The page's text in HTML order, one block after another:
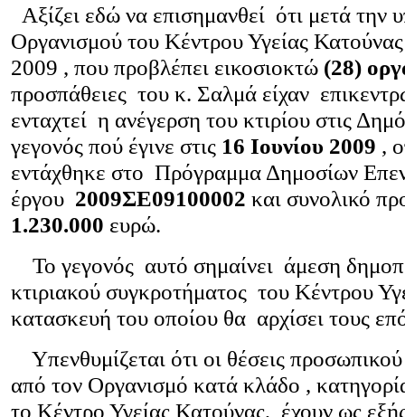
Αξίζει εδώ να επισημανθεί ότι μετά την
Οργανισμού του Κέντρου Υγείας
2009 , που προβλέπει εικοσιοκτώ (28)
προσπάθειες του κ. Σαλμά είχαν
ενταχτεί η ανέγερση του κτιρίου στις
γεγονός πού έγινε στις 16 Ιουνίου 2009 ,
εντάχθηκε στο Πρόγραμμα Δημοσίων
έργου 2009ΣΕ09100002 και συνολικό
1.230.000 ευρώ.
Το γεγονός αυτό σημαίνει άμεση
κτιριακού συγκροτήματος του Κέντρου
κατασκευή του οποίου θα αρχίσει τους
Υπενθυμίζεται ότι οι θέσεις
από τον Οργανισμό κατά κλάδο ,
το Κέντρο Υγείας Κατούνας, έχουν ως